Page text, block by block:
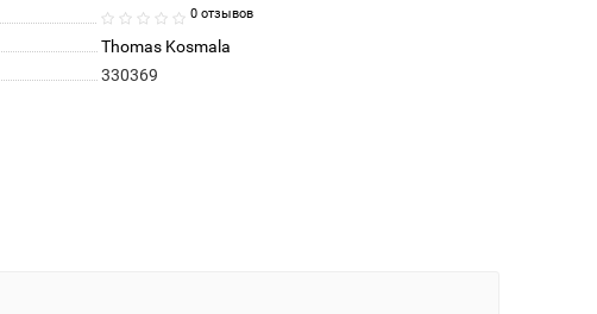
0 отзывов
Thomas Kosmala
330369